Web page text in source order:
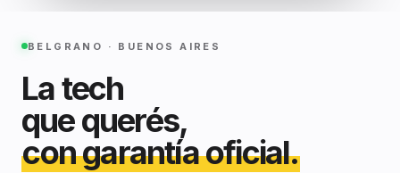
BELGRANO · BUENOS AIRES
La tech
que querés,
con garantía oficial.